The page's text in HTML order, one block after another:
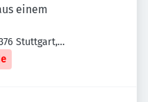
einem
Stuttgart,